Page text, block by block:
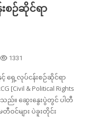
းစဉ်ဆိုင်ရာ
1331
ရှေ့လုပ်ငန်းစဉ်ဆိုင်ရာ
[Civil & Political Rights
သည်။ ဆွေးနွေးပွဲတွင် ပါတီ
ဝင်များ ပဲခူးတိုင်း